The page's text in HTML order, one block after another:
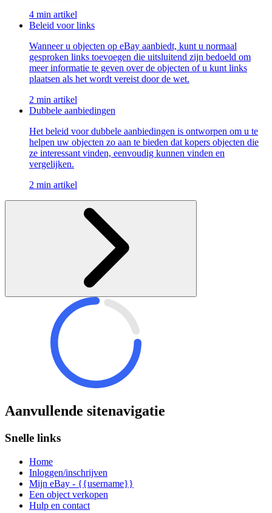
4 min artikel
Beleid voor links
Wanneer u objecten op eBay aanbiedt, kunt u normaal
gesproken links toevoegen die uitsluitend zijn bedoeld om
meer informatie te geven over de objecten of u kunt links
plaatsen als het wordt vereist door de wet.
2 min artikel
Dubbele aanbiedingen
Het beleid voor dubbele aanbiedingen is ontworpen om u te
helpen uw objecten zo aan te bieden dat kopers objecten die
ze interessant vinden, eenvoudig kunnen vinden en
vergelijken.
2 min artikel
Aanvullende sitenavigatie
Snelle links
Home
Inloggen/inschrijven
Mijn eBay - {{username}}
Een object verkopen
Hulp en contact